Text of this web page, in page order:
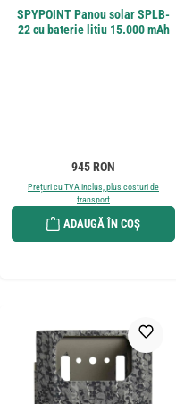
SPYPOINT Panou solar SPLB-
22 cu baterie litiu 15.000 mAh
Preț obișnuit:
945 RON
Prețuri cu TVA inclus, plus costuri de
transport
ADAUGĂ ÎN COȘ